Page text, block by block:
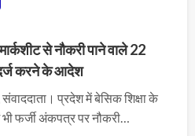
से नौकरी पाने वाले 22
करने के आदेश
प्रदेश में बेसिक शिक्षा के
भी फर्जी अंकपत्र पर नौकरी…